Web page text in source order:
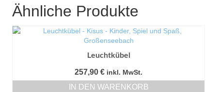
Ähnliche Produkte
Leuchtkübel
257,90 € inkl. MwSt.
IN DEN WARENKORB